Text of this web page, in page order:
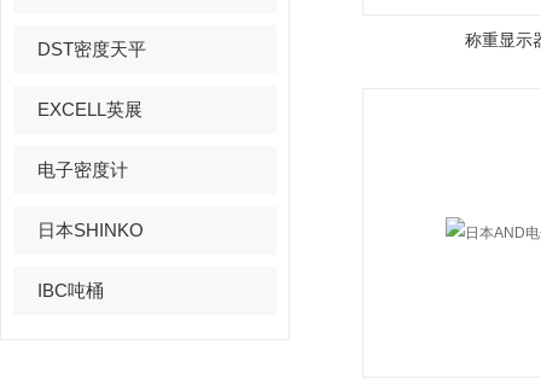
DST密度天平
EXCELL英展
电子密度计
日本SHINKO
IBC吨桶
称重显示